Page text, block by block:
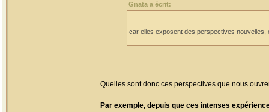
Gnata a écrit:
car elles exposent des perspectives
Quelles sont donc ces perspectives que nous
Par exemple, depuis que ces intenses